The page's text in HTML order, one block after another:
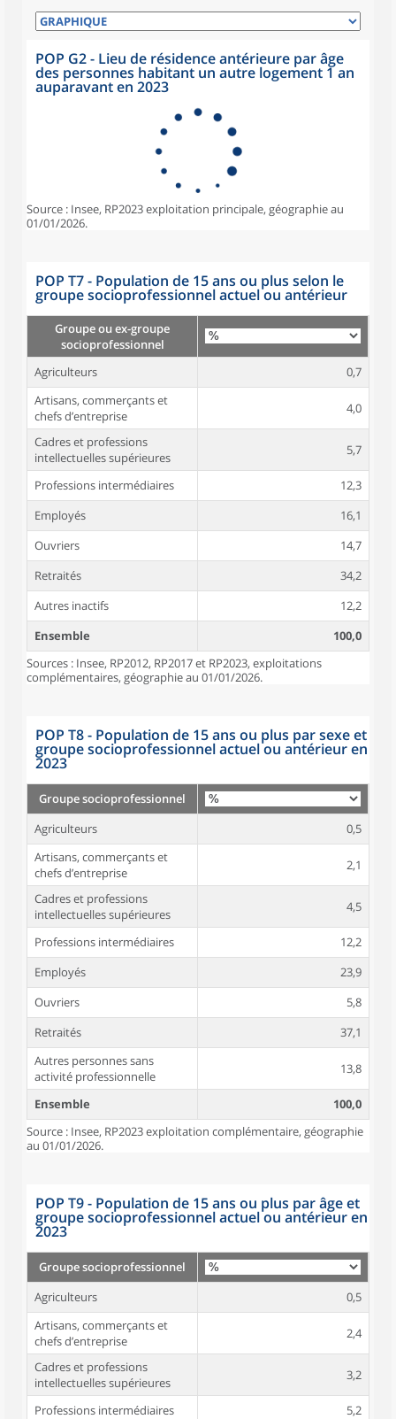
POP G2 - Lieu de résidence antérieure par âge
des personnes habitant un autre logement 1 an
auparavant en 2023
Source : Insee, RP2023 exploitation principale, géographie au
01/01/2026.
POP T7 - Population de 15 ans ou plus selon le
groupe socioprofessionnel actuel ou antérieur
Groupe ou ex-groupe
socioprofessionnel
Agriculteurs
0,7
Artisans, commerçants et
chefs d’entreprise
4,0
Cadres et professions
intellectuelles supérieures
5,7
Professions intermédiaires
12,3
Employés
16,1
Ouvriers
14,7
Retraités
34,2
Autres inactifs
12,2
Ensemble
100,0
Sources : Insee, RP2012, RP2017 et RP2023, exploitations
complémentaires, géographie au 01/01/2026.
POP T8 - Population de 15 ans ou plus par sexe et
groupe socioprofessionnel actuel ou antérieur en
2023
Groupe socioprofessionnel
Agriculteurs
0,5
Artisans, commerçants et
chefs d’entreprise
2,1
Cadres et professions
intellectuelles supérieures
4,5
Professions intermédiaires
12,2
Employés
23,9
Ouvriers
5,8
Retraités
37,1
Autres personnes sans
activité professionnelle
13,8
Ensemble
100,0
Source : Insee, RP2023 exploitation complémentaire, géographie
au 01/01/2026.
POP T9 - Population de 15 ans ou plus par âge et
groupe socioprofessionnel actuel ou antérieur en
2023
Groupe socioprofessionnel
Agriculteurs
0,5
Artisans, commerçants et
chefs d’entreprise
2,4
Cadres et professions
intellectuelles supérieures
3,2
Professions intermédiaires
5,2